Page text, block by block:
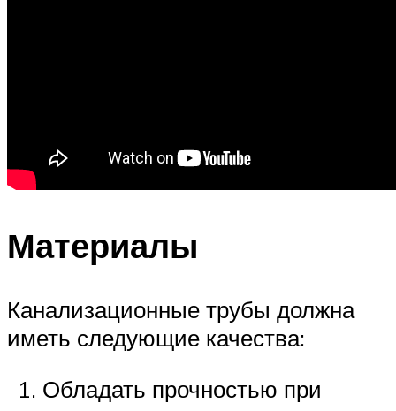
Материалы
Канализационные трубы должна
иметь следующие качества:
Обладать прочностью при